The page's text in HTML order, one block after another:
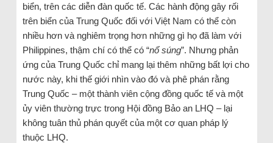
biển, trên các diễn đàn quốc tế. Các hành động gây rối
trên biển của Trung Quốc đối với Việt Nam có thể còn
nhiều hơn và nghiêm trọng hơn những gì họ đã làm với
Philippines, thậm chí có thể có “nổ súng”. Nhưng phản
ứng của Trung Quốc chỉ mang lại thêm những bất lợi cho
nước này, khi thế giới nhìn vào đó và phê phán rằng
Trung Quốc – một thành viên cộng đồng quốc tế và một
ủy viên thường trực trong Hội đồng Bảo an LHQ – lại
không tuân thủ phán quyết của một cơ quan pháp lý
thuộc LHQ.